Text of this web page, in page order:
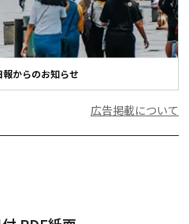
報からのお知らせ
広告掲載について